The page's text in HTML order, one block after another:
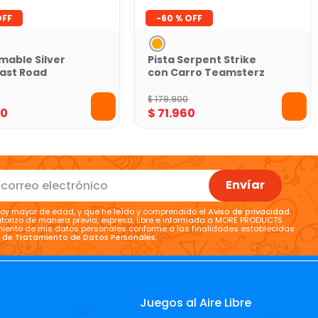
Silver
Road
-60 %
Pista Serpent Strike
con Carro Teamsterz
$179.900
$ 71.960
Envíar
mayor de edad, y que he leído y comprendido elAviso de privacidad.
de manera previa, expresa, libre e informada a MORE PRODUCTS
de mis datos personales conforme a las finalidades establecidas
Tratamiento de Datos Personales.
Juegos al Aire Libre